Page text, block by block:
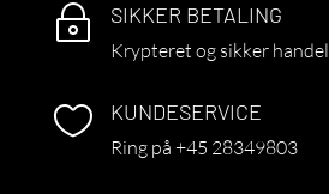
~ SIKKER BETALING
Krypteret og sikker handel
 KUNDESERVICE
Ring på +45 28349803